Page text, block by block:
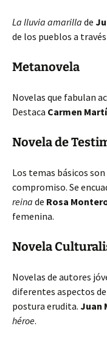
La lluvia amarilla de
de los pueblos a
Metanovela
Novelas que fabulan
Destaca Carmen
Novela de
Los temas básicos
compromiso. Se
reina de Rosa
femenina.
Novela
Novelas de autores
diferentes aspectos
postura erudita. Juan
héroe.